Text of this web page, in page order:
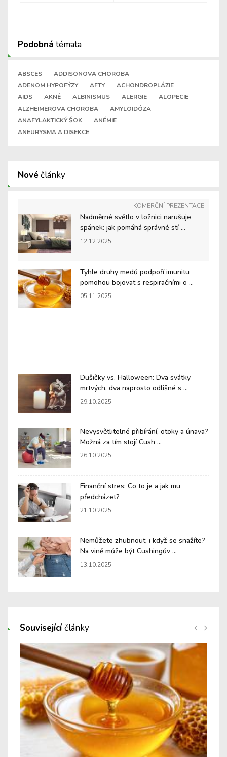
Podobná témata
ABSCES
ADDISONOVA CHOROBA
ADENOM HYPOFÝZY
AFTY
ACHONDROPLÁZIE
AIDS
AKNÉ ALBINISMUS ALERGIE
ALOPECIE
ALZHEIMEROVA CHOROBA
AMYLOIDÓZA
ANAFYLAKTICKÝ ŠOK
ANÉMIE
ANEURYSMA A DISEKCE
Nové články
KOMERČNÍ PREZENTACE
Nadměrné světlo v ložnici narušuje
spánek: jak pomáhá správné stí ...
12.12.2025
Tyhle druhy medů podpoří imunitu
pomohou bojovat s respiračními o ...
05.11.2025
Dušičky vs. Halloween: Dva svátky
mrtvých, dva naprosto odlišné s ...
29.10.2025
Nevysvětlitelné přibírání, otoky a únava?
Možná za tím stojí Cush ...
26.10.2025
Finanční stres: Co to je a jak mu
předcházet?
21.10.2025
Nemůžete zhubnout, i když se snažíte?
Na vině může být Cushingův ...
13.10.2025
Souvisejícíčlánky